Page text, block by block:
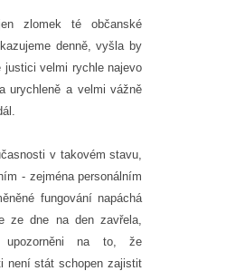
zlomek té občanské
denně, vyšla by
justici velmi rychle najevo
urychleně a velmi vážně
v takovém stavu,
- zejména personálním
fungování napáchá
ze dne na den zavřela,
na to, že
není stát schopen zajistit